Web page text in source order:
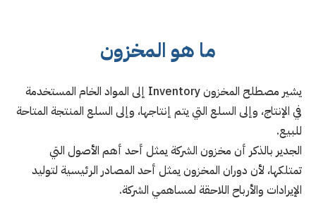
ما هو المخزون
يشير مصطلح المخزون Inventory إلى المواد الخام المستخدمة
في الإنتاج، وإلى السلع التي يتم إنتاجها، وإلى السلع المنتجة المتاحة
للبيع.
الجدير بالذكر أن مخزون الشركة يمثل أحد أهم الأصول التي
تمتلكها، لأن دوران المخزون يمثل أحد المصادر الرئيسية لتوليد
الإيرادات والأرباح اللاحقة لمساهمي الشركة.